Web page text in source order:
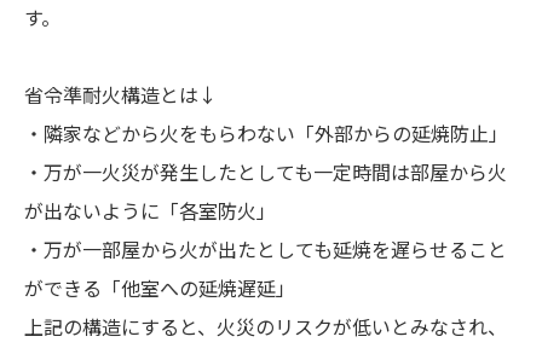
す。
省令準耐火構造とは↓
・隣家などから火をもらわない「外部からの延焼防止」
・万が一火災が発生したとしても一定時間は部屋から火
が出ないように「各室防火」
・万が一部屋から火が出たとしても延焼を遅らせること
ができる「他室への延焼遅延」
上記の構造にすると、火災のリスクが低いとみなされ、